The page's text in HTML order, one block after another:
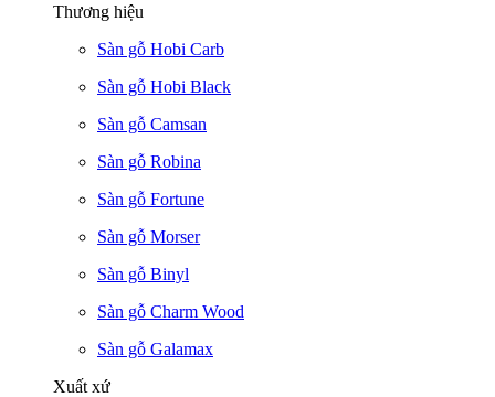
Thương hiệu
Sàn gỗ Hobi Carb
Sàn gỗ Hobi Black
Sàn gỗ Camsan
Sàn gỗ Robina
Sàn gỗ Fortune
Sàn gỗ Morser
Sàn gỗ Binyl
Sàn gỗ Charm Wood
Sàn gỗ Galamax
Xuất xứ